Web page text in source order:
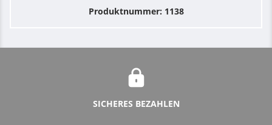
Produktnummer: 1138
SICHERES BEZAHLEN